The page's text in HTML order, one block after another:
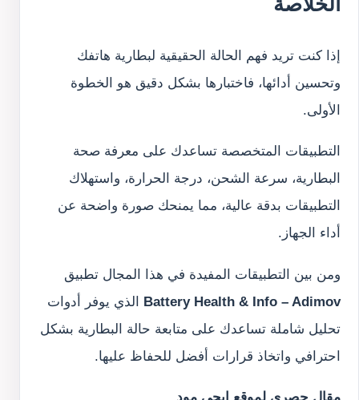
إذا كنت تريد فهم الحالة الحقيقية لبطارية هاتفك
وتحسين أدائها، فاختبارها بشكل دقيق هو الخطوة
الأولى.
التطبيقات المتخصصة تساعدك على معرفة صحة
البطارية، سرعة الشحن، درجة الحرارة، واستهلاك
التطبيقات بدقة عالية، مما يمنحك صورة واضحة عن
أداء الجهاز.
ومن بين التطبيقات المفيدة في هذا المجال تطبيق
Battery Health & Info – Adimov الذي يوفر أدوات
تحليل شاملة تساعدك على متابعة حالة البطارية بشكل
احترافي واتخاذ قرارات أفضل للحفاظ عليها.
مقال حصري لموقع إيجي مود